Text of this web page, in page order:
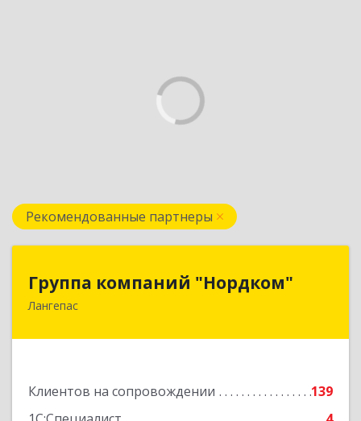
Рекомендованные партнеры
Группа компаний "Нордком"
Лангепас
Клиентов на сопровождении
139
Группа компаний "Нордком"
628672, Тюменская обл, Лангепас г., Солнечная